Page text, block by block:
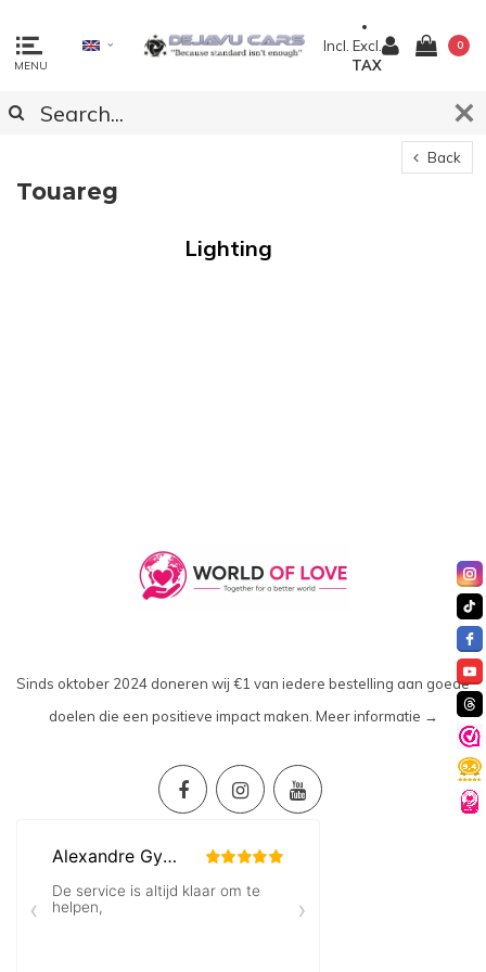
MENU
Incl. Excl.
TAX
0
Back
Touareg
Lighting
Sinds oktober 2024 doneren wij €1 van iedere bestelling aan goede
doelen die een positieve impact maken. Meer informatie →